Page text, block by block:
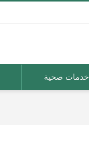
خدمات صحية